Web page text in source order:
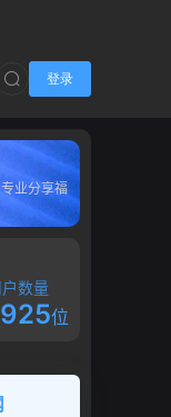
登录
业分享福
数量
位